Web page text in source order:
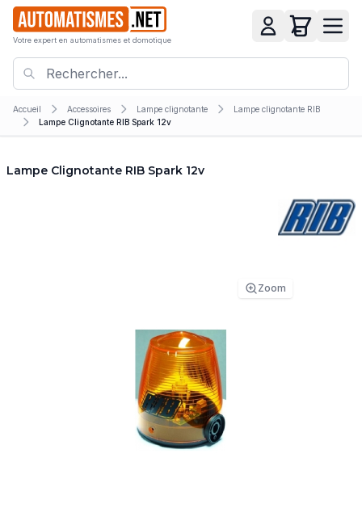
Votre expert en automatismes et domotique
Accueil Accessoires Lampe clignotante
Lampe clignotante RIB
Lampe Clignotante RIB Spark 12v
Lampe Clignotante RIB Spark 12v
Zoom